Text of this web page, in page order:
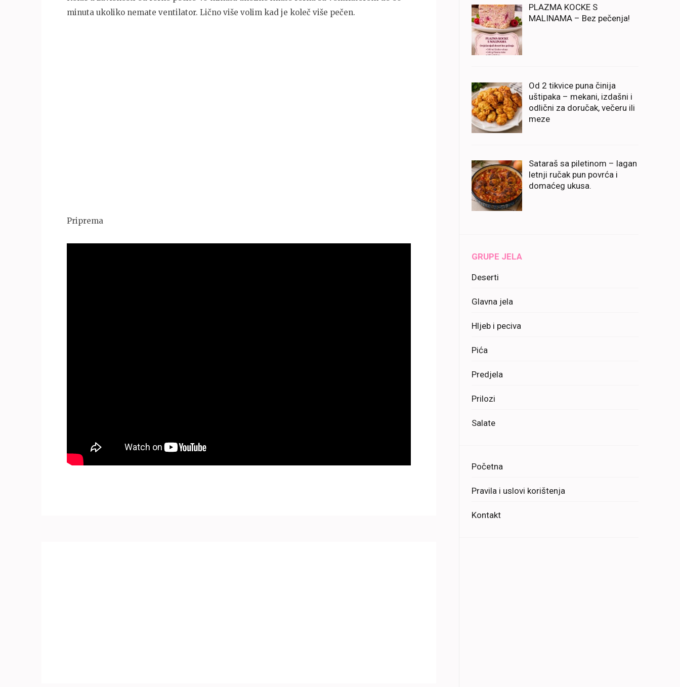
minuta ukoliko nemate ventilator. Lično više volim kad je koleč više pečen.
Priprema
PLAZMA KOCKE S
MALINAMA – Bez pečenja!
Od 2 tikvice puna činija
uštipaka – mekani, izdašni i
odlični za doručak, večeru ili
meze
Sataraš sa piletinom – lagan
letnji ručak pun povrća i
domaćeg ukusa.
GRUPE JELA
Deserti
Glavna jela
Hljeb i peciva
Pića
Predjela
Prilozi
Salate
Početna
Pravila i uslovi korištenja
Kontakt